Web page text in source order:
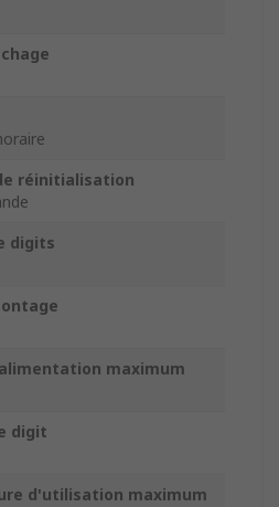
réinitialisation
digits
maximum
digit
d'utilisation maximum